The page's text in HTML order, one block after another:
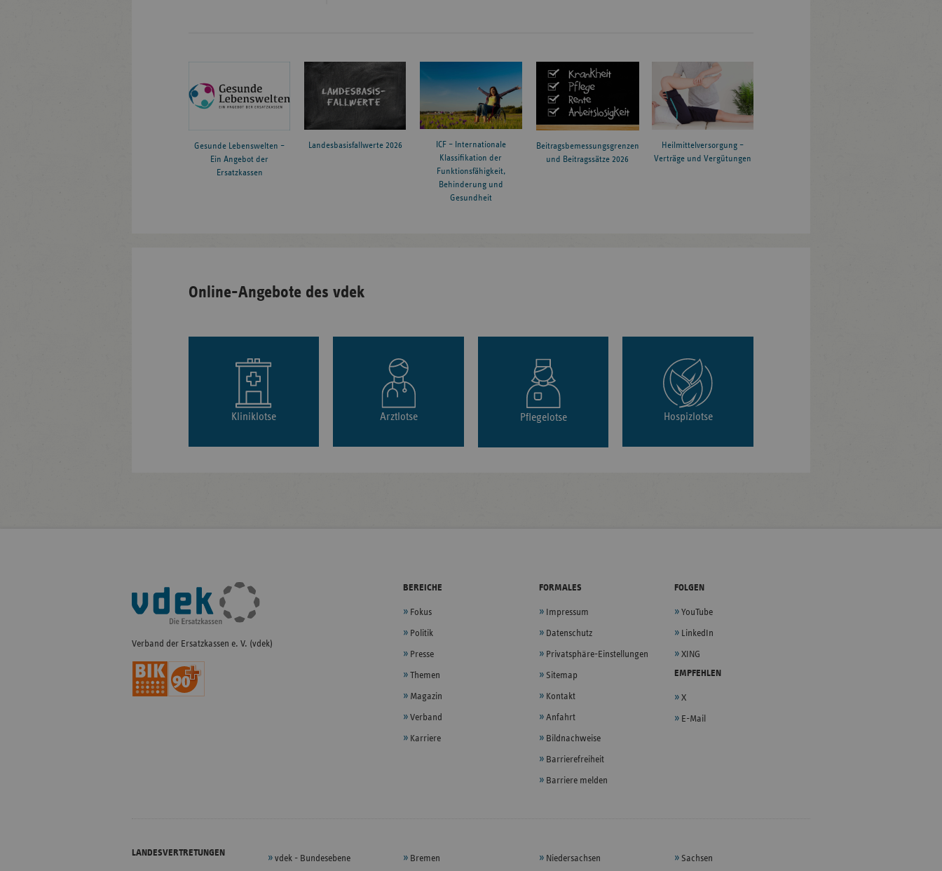
Gesunde Lebenswelten –
Ein Angebot der
Ersatzkassen
Landesbasisfallwerte 2026
ICF – Internationale
Klassifikation der
Funktionsfähigkeit,
Behinderung und
Gesundheit
Beitragsbemessungsgrenzen
und Beitragssätze 2026
Heilmittelversorgung –
Verträge und Vergütungen
Online-Angebote des vdek
Kliniklotse Arztlotse Pflegelotse Hospizlotse
Fußleisten-
Navigation
Verband der Ersatzkassen e. V. (vdek)
BEREICHE
Fokus
Politik
Presse
Themen
Magazin
Verband
Karriere
FORMALES
Impressum
Datenschutz
Privatsphäre-Einstellungen
Sitemap
Kontakt
Anfahrt
Bildnachweise
Barrierefreiheit
Barriere melden
FOLGEN
YouTube
LinkedIn
XING
EMPFEHLEN
X
E-Mail
LANDESVERTRETUNGEN
vdek - Bundesebene Bremen Niedersachsen Sachsen